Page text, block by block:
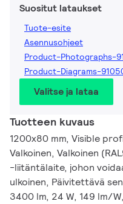
Suositut lataukset
Tuote-esite
Asennusohjeet
Product-Photographs-
Product-Diagrams-
Valitse ja lataa
Tuotteen kuvaus
1200x80 mm, Visible
Valkoinen, Valkoinen
-liitäntälaite, johon
ulkoinen, Päivitettävä
3400 lm, 24 W, 149 lm/